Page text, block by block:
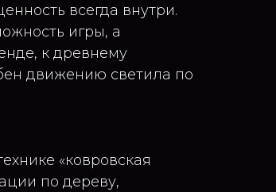
всегда внутри.
игры, а
к древнему
движению светила по
«ковровская
по дереву,